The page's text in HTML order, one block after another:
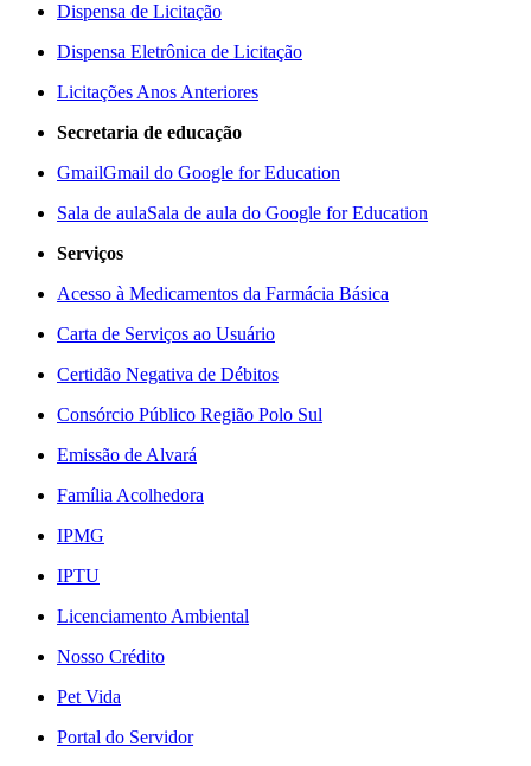
Dispensa de Licitação
Dispensa Eletrônica de Licitação
Licitações Anos Anteriores
Secretaria de educação
GmailGmail do Google for Education
Sala de aulaSala de aula do Google for Education
Serviços
Acesso à Medicamentos da Farmácia Básica
Carta de Serviços ao Usuário
Certidão Negativa de Débitos
Consórcio Público Região Polo Sul
Emissão de Alvará
Família Acolhedora
IPMG
IPTU
Licenciamento Ambiental
Nosso Crédito
Pet Vida
Portal do Servidor